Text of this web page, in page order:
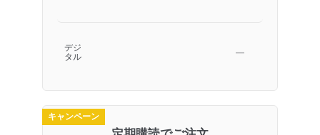
デジ
タル
―
キャンペーン